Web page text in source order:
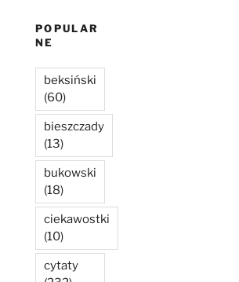
POPULAR
NE
beksiński
(60)
bieszczady
(13)
bukowski
(18)
ciekawostki
(10)
cytaty